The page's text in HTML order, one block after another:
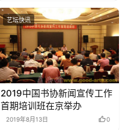
艺坛快讯
2019中国书协新闻宣传工作
首期培训班在京举办
2019年8月13日 0